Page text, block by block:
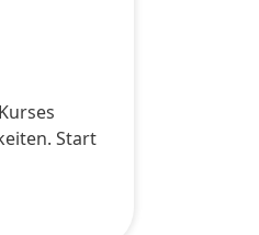
Start